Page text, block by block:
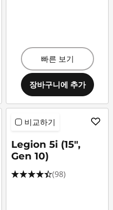
빠른 보기
장바구니에 추가
비교하기
Legion 5i (15",
Gen 10)
(98)